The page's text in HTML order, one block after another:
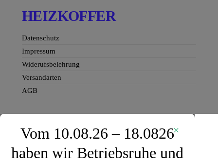
HEIZKOFFER
Datenschutz
Impressum
Widerufsbelehrung
Versandarten
AGB
×
Vom 10.08.26 – 18.0826
haben wir Betriebsruhe und